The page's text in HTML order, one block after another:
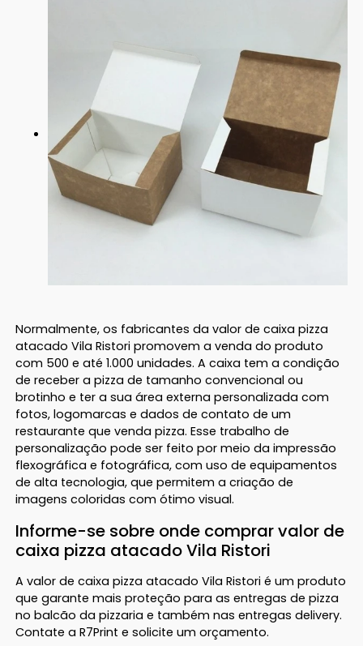
Normalmente, os fabricantes da valor de caixa pizza
atacado Vila Ristori promovem a venda do produto
com 500 e até 1.000 unidades. A caixa tem a condição
de receber a pizza de tamanho convencional ou
brotinho e ter a sua área externa personalizada com
fotos, logomarcas e dados de contato de um
restaurante que venda pizza. Esse trabalho de
personalização pode ser feito por meio da impressão
flexográfica e fotográfica, com uso de equipamentos
de alta tecnologia, que permitem a criação de
imagens coloridas com ótimo visual.
Informe-se sobre onde comprar valor de
caixa pizza atacado Vila Ristori
A valor de caixa pizza atacado Vila Ristori é um produto
que garante mais proteção para as entregas de pizza
no balcão da pizzaria e também nas entregas delivery.
Contate a R7Print e solicite um orçamento.